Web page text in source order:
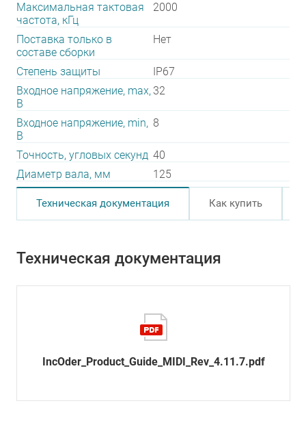
Максимальная тактовая
частота, кГц
2000
Поставка только в
составе сборки
Нет
Степень защиты
IP67
Входное напряжение, max,
В
32
Входное напряжение, min,
В
8
Точность, угловых секунд 40
Диаметр вала, мм
125
Техническая документация Как купить
Техническая документация
IncOder_Product_Guide_MIDI_Rev_4.11.7.pdf